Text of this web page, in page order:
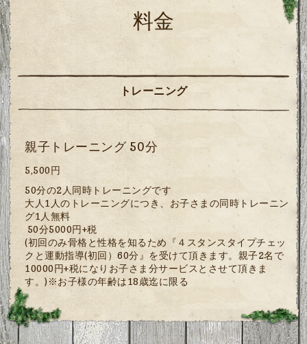
料金
トレーニング
親子トレーニング 50分
5,500円
50分の2人同時トレーニングです
大人1人のトレーニングにつき、お子さまの同時トレーニン
グ1人無料
50分5000円+税
(初回のみ骨格と性格を知るため『４スタンスタイプチェッ
クと運動指導(初回）60分』を受けて頂きます。親子2名で
10000円+税になりお子さま分サービスとさせて頂きま
す。)※お子様の年齢は18歳迄に限る